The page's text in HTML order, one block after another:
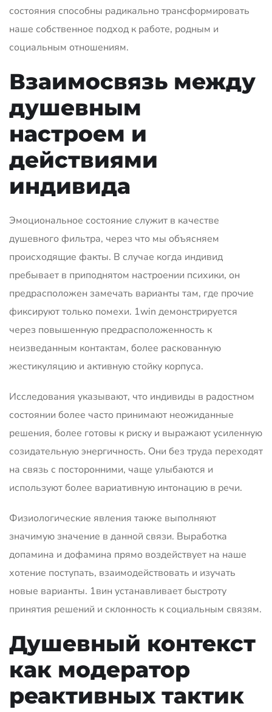
состояния способны радикально трансформировать
наше собственное подход к работе, родным и
социальным отношениям.
Взаимосвязь между
душевным
настроем и
действиями
индивида
Эмоциональное состояние служит в качестве
душевного фильтра, через что мы объясняем
происходящие факты. В случае когда индивид
пребывает в приподнятом настроении психики, он
предрасположен замечать варианты там, где прочие
фиксируют только помехи. 1win демонстрируется
через повышенную предрасположенность к
неизведанным контактам, более раскованную
жестикуляцию и активную стойку корпуса.
Исследования указывают, что индивиды в радостном
состоянии более часто принимают неожиданные
решения, более готовы к риску и выражают усиленную
созидательную энергичность. Они без труда переходят
на связь с посторонними, чаще улыбаются и
используют более вариативную интонацию в речи.
Физиологические явления также выполняют
значимую значение в данной связи. Выработка
допамина и дофамина прямо воздействует на наше
хотение поступать, взаимодействовать и изучать
новые варианты. 1вин устанавливает быстроту
принятия решений и склонность к социальным связям.
Душевный контекст
как модератор
реактивных тактик